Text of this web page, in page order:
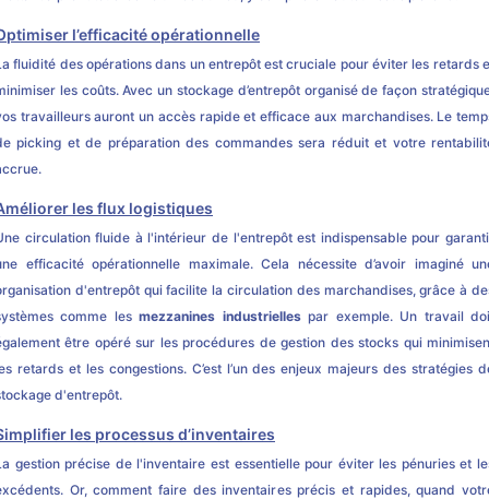
l’efficacité opérationnelle
fluidité des opérations dans un entrepôt est cruciale pour éviter les retards
les coûts. Avec un stockage d’entrepôt organisé de façon
travailleurs auront un accès rapide et efficace aux marchandises. Le
picking et de préparation des commandes sera réduit et votre
les flux logistiques
circulation fluide à l'intérieur de l'entrepôt est indispensable pour
efficacité opérationnelle maximale. Cela nécessite d’avoir imaginé
d'entrepôt qui facilite la circulation des marchandises, grâce à
comme lesmezzanines industriellespar exemple. Un travail
être opéré sur les procédures de gestion des stocks qui
retards et les congestions. C’est l’un des enjeux majeurs des stratégies
d'entrepôt.
les processus d’inventaires
gestion précise de l'inventaire est essentielle pour éviter les pénuries et
Or, comment faire des inventaires précis et rapides, quand